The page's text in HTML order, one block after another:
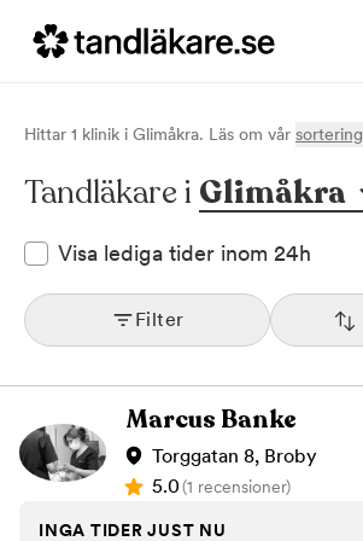
Hittar 1 klinik i Glimåkra. Läs om vår sortering
Tandläkare i Glimåkra
Visa lediga tider inom 24h
Filter
Marcus Banke
Torggatan 8, Broby
5.0(1 recensioner)
INGA TIDER JUST NU